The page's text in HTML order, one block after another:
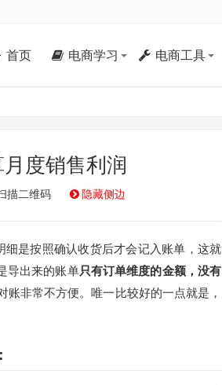
首页 电商学习 电商工具
度销售利润
描二维码 隐藏侧边
是按照确认收货后才会记入账单，这就
导出来的账单只有订单维度的金额，没有
非常不方便。唯一比较好的一点就是，